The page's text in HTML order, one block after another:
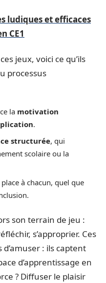
ludiques et efficaces
CE1
jeux, voici ce qu’ils
processus
la motivation
.
structurée, qui
scolaire ou la
à chacun, quel que
son terrain de jeu :
s’approprier. Ces
: ils captent
d’apprentissage en
? Diffuser le plaisir